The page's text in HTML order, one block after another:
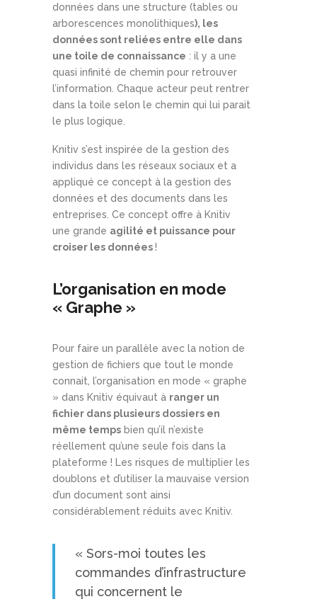
données dans une structure (tables ou
arborescences monolithiques), les
données sont reliées entre elle dans
une toile de connaissance : il y a une
quasi infinité de chemin pour retrouver
l’information. Chaque acteur peut rentrer
dans la toile selon le chemin qui lui parait
le plus logique.
Knitiv s’est inspirée de la gestion des
individus dans les réseaux sociaux et a
appliqué ce concept à la gestion des
données et des documents dans les
entreprises. Ce concept offre à Knitiv
une grande agilité et puissance pour
croiser les données!
L’organisation en mode
« Graphe »
Pour faire un parallèle avec la notion de
gestion de fichiers que tout le monde
connait, l’organisation en mode « graphe
» dans Knitiv équivaut à ranger un
fichier dans plusieurs dossiers en
même temps bien qu’il n’existe
réellement qu’une seule fois dans la
plateforme ! Les risques de multiplier les
doublons et d’utiliser la mauvaise version
d’un document sont ainsi
considérablement réduits avec Knitiv.
« Sors-moi toutes les
commandes d’infrastructure
qui concernent le